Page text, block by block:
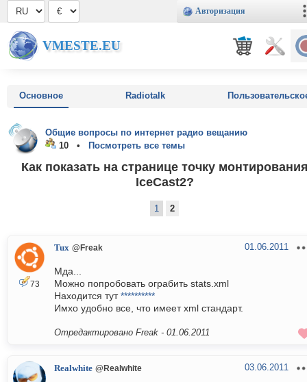
Авторизация
VMESTE.EU
Основное Radiotalk
Общие вопросы по интернет радио вещанию
10 •
Посмотреть все темы
Как показать на странице точку
IceCast2?
1 2
73
Tux @Freak 01.06.2011
Мда...
Можно попробовать ограбить stats.xml
Находится тут**********
Имхо удобно все, что имеет xml стандарт.
Отредактировано Freak - 01.06.2011
Realwhite @Realwhite 03.06.2011